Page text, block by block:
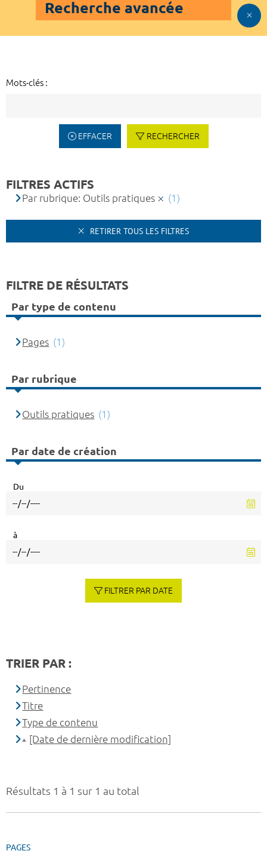
Recherche avancée
Mots-clés :
EFFACER RECHERCHER
Résultats 1 à 1 sur 1 au total
PAGES
FILTRES ACTIFS
Par rubrique: Outils pratiques (1)
RETIRER TOUS LES FILTRES
FILTRE DE RÉSULTATS
Par type de contenu
Pages (1)
Par rubrique
Outils pratiques (1)
Par date de création
Du
à
FILTRER PAR DATE
TRIER PAR :
Pertinence
Titre
Type de contenu
[Date de dernière modification]